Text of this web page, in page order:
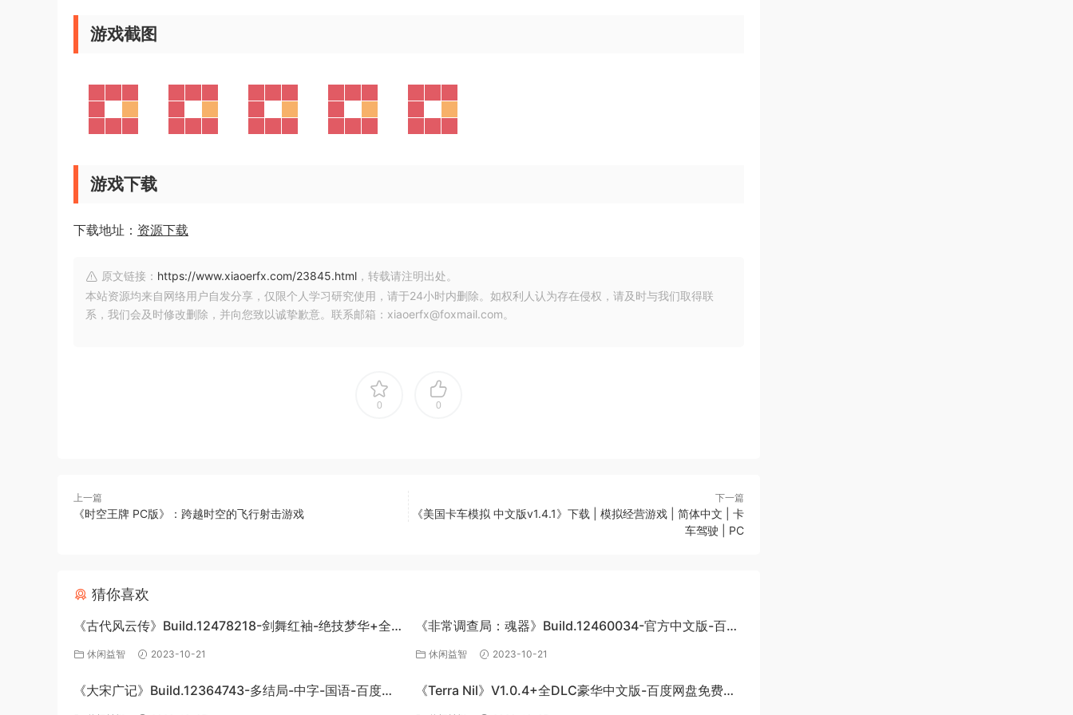
游戏截图
游戏下载
下载地址： 资源下载
原文链接： https://www.xiaoerfx.com/23845.html ，转载请注明出处。
本站资源均来自网络用户自发分享，仅限个人学习研究使用，请于24小时内删除。如权利人认为存在侵权，请及时与我们取得联
系，我们会及时修改删除，并向您致以诚挚歉意。联系邮箱：xiaoerfx@foxmail.com。
0 0
上一篇
《时空王牌 PC版》：跨越时空的飞行射击游戏
下一篇
《美国卡车模拟 中文版v1.4.1》下载 | 模拟经营游戏 | 简体中文 | 卡
车驾驶 | PC
猜你喜欢
《古代风云传》Build.12478218-剑舞红袖-绝技梦华+全
DLC-官方中文版下载
休闲益智 2023-10-21
《非常调查局：魂器》Build.12460034-官方中文版-百度
网盘免费下载
休闲益智 2023-10-21
《大宋广记》Build.12364743-多结局-中字-国语-百度网
《Terra Nil》V1.0.4+全DLC豪华中文版-百度网盘免费下